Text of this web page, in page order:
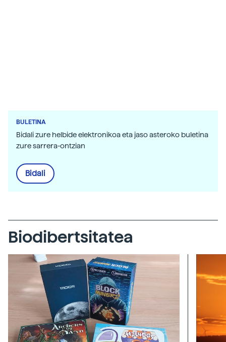
BULETINA
Bidali zure helbide elektronikoa eta jaso asteroko buletina
zure sarrera-ontzian
Bidali
Biodibertsitatea